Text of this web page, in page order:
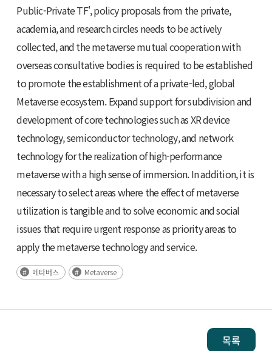
Public-Private TF', policy proposals from the private,
academia, and research circles needs to be actively
collected, and the metaverse mutual cooperation with
overseas consultative bodies is required to be established
to promote the establishment of a private-led, global
Metaverse ecosystem. Expand support for subdivision and
development of core technologies such as XR device
technology, semiconductor technology, and network
technology for the realization of high-performance
metaverse with a high sense of immersion. In addition, it is
necessary to select areas where the effect of metaverse
utilization is tangible and to solve economic and social
issues that require urgent response as priority areas to
apply the metaverse technology and service.
메타버스 Metaverse
목록